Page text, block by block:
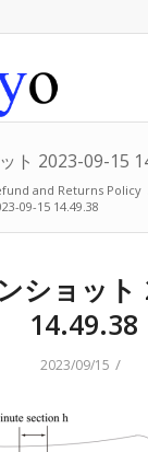
ト 2023-09-15
and Returns Policy
09-15 14.49.38
ショット
14.49.38
2023/09/15 /